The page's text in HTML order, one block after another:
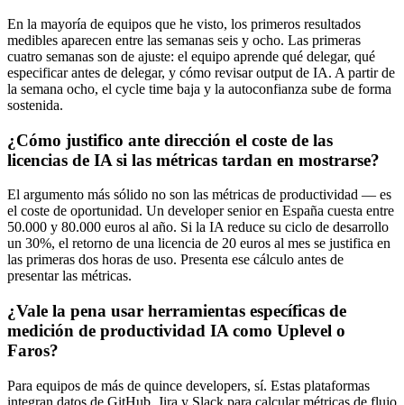
En la mayoría de equipos que he visto, los primeros resultados
medibles aparecen entre las semanas seis y ocho. Las primeras
cuatro semanas son de ajuste: el equipo aprende qué delegar, qué
especificar antes de delegar, y cómo revisar output de IA. A partir de
la semana ocho, el cycle time baja y la autoconfianza sube de forma
sostenida.
¿Cómo justifico ante dirección el coste de las
licencias de IA si las métricas tardan en mostrarse?
El argumento más sólido no son las métricas de productividad — es
el coste de oportunidad. Un developer senior en España cuesta entre
50.000 y 80.000 euros al año. Si la IA reduce su ciclo de desarrollo
un 30%, el retorno de una licencia de 20 euros al mes se justifica en
las primeras dos horas de uso. Presenta ese cálculo antes de
presentar las métricas.
¿Vale la pena usar herramientas específicas de
medición de productividad IA como Uplevel o
Faros?
Para equipos de más de quince developers, sí. Estas plataformas
integran datos de GitHub, Jira y Slack para calcular métricas de flujo